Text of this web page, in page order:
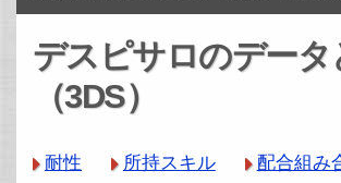
デスピサロのデー
（3DS）
耐性 所持スキル 配合組み